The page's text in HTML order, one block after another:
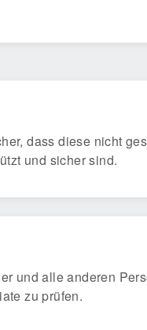
dass diese nicht
und sicher sind.
und alle anderen
zu prüfen.